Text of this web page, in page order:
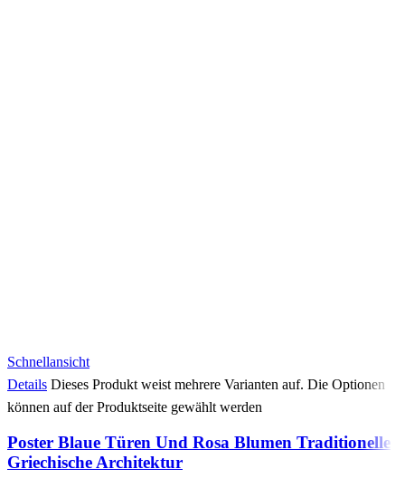
Schnellansicht
Details Dieses Produkt weist mehrere Varianten auf. Die Optionen
können auf der Produktseite gewählt werden
Poster Blaue Türen Und Rosa Blumen Traditionelle
Griechische Architektur